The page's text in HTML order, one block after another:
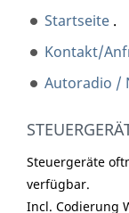
Startseite .
Kontakt/
Autoradio /
Steuergeräte
verfügbar.
Incl. Codierung